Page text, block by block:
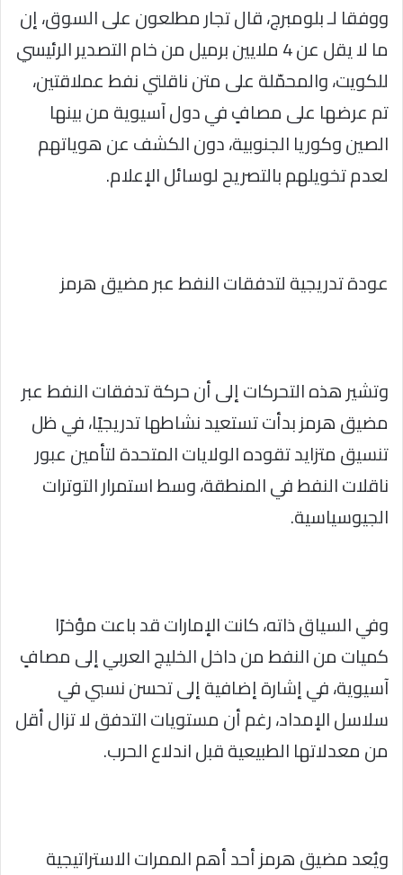
ووفقا لـ بلومبرج، قال تجار مطلعون على السوق، إن
ما لا يقل عن 4 ملايين برميل من خام التصدير الرئيسي
للكويت، والمحمّلة على متن ناقلتي نفط عملاقتين،
تم عرضها على مصافٍ في دول آسيوية من بينها
الصين وكوريا الجنوبية، دون الكشف عن هوياتهم
لعدم تخويلهم بالتصريح لوسائل الإعلام.
عودة تدريجية لتدفقات النفط عبر مضيق هرمز
وتشير هذه التحركات إلى أن حركة تدفقات النفط عبر
مضيق هرمز بدأت تستعيد نشاطها تدريجيًا، في ظل
تنسيق متزايد تقوده الولايات المتحدة لتأمين عبور
ناقلات النفط في المنطقة، وسط استمرار التوترات
الجيوسياسية.
وفي السياق ذاته، كانت الإمارات قد باعت مؤخرًا
كميات من النفط من داخل الخليج العربي إلى مصافٍ
آسيوية، في إشارة إضافية إلى تحسن نسبي في
سلاسل الإمداد، رغم أن مستويات التدفق لا تزال أقل
من معدلاتها الطبيعية قبل اندلاع الحرب.
ويُعد مضيق هرمز أحد أهم الممرات الاستراتيجية